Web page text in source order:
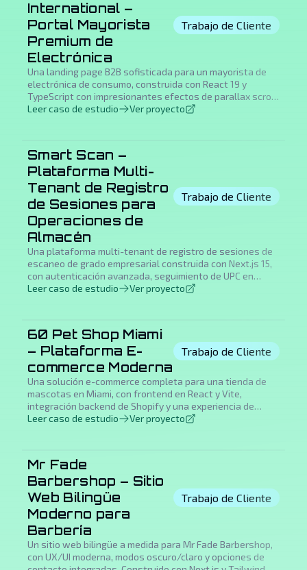
International –
Portal Mayorista
Premium de
Electrónica
Trabajo de Cliente
Una landing page B2B sofisticada para un mayorista de
electrónica de consumo, construida con React 19 y
TypeScript con impresionantes efectos de parallax scroll,
visualización interactiva de mapa mundial, soporte
Leer caso de estudio Ver proyecto
Smart Scan –
Plataforma Multi-
Tenant de Registro
de Sesiones para
Operaciones de
Almacén
Trabajo de Cliente
Una plataforma multi-tenant de registro de sesiones de
escaneo de grado empresarial construida con Next.js 15,
con autenticación avanzada, seguimiento de UPC en
tiempo real, generación automatizada de PDF y gestión
Leer caso de estudio Ver proyecto
60 Pet Shop Miami
– Plataforma E-
commerce Moderna
Trabajo de Cliente
Una solución e-commerce completa para una tienda de
mascotas en Miami, con frontend en React y Vite,
integración backend de Shopify y una experiencia de
compra fluida para dueños de mascotas.
Leer caso de estudio Ver proyecto
Mr Fade
Barbershop – Sitio
Web Bilingüe
Moderno para
Barbería
Trabajo de Cliente
Un sitio web bilingüe a medida para Mr Fade Barbershop,
con UX/UI moderna, modos oscuro/claro y opciones de